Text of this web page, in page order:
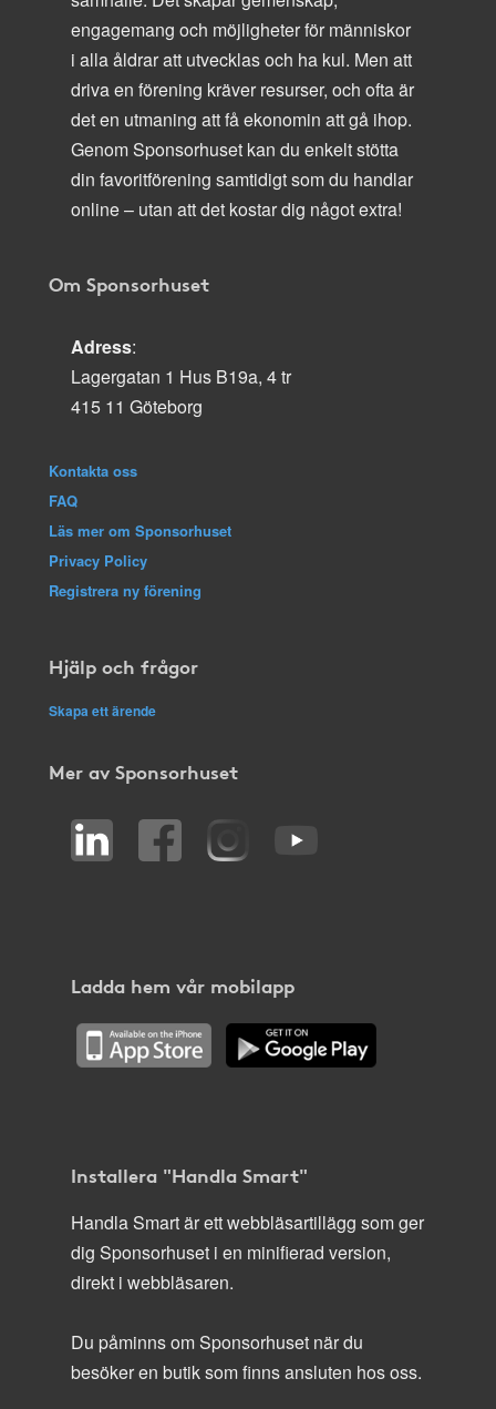
engagemang och möjligheter för människor
i alla åldrar att utvecklas och ha kul. Men att
driva en förening kräver resurser, och ofta är
det en utmaning att få ekonomin att gå ihop.
Genom Sponsorhuset kan du enkelt stötta
din favoritförening samtidigt som du handlar
online – utan att det kostar dig något extra!
Om Sponsorhuset
Adress:
Lagergatan 1 Hus B19a, 4 tr
415 11 Göteborg
Kontakta oss
FAQ
Läs mer om Sponsorhuset
Privacy Policy
Registrera ny förening
Hjälp och frågor
Skapa ett ärende
Mer av Sponsorhuset
Ladda hem vår mobilapp
Installera "Handla Smart"
Handla Smart är ett webbläsartillägg som ger
dig Sponsorhuset i en minifierad version,
direkt i webbläsaren.
Du påminns om Sponsorhuset när du
besöker en butik som finns ansluten hos oss.